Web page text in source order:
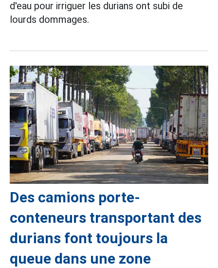
d'eau pour irriguer les durians ont subi de
lourds dommages.
Des camions porte-
conteneurs transportant des
durians font toujours la
queue dans une zone